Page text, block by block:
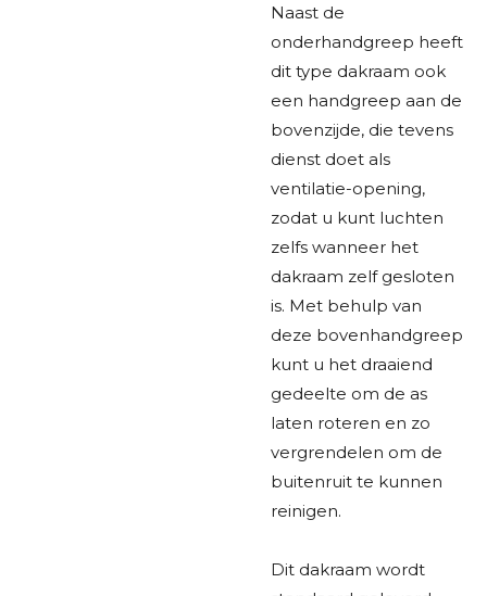
Naast de
onderhandgreep heeft
dit type dakraam ook
een handgreep aan de
bovenzijde, die tevens
dienst doet als
ventilatie-opening,
zodat u kunt luchten
zelfs wanneer het
dakraam zelf gesloten
is. Met behulp van
deze bovenhandgreep
kunt u het draaiend
gedeelte om de as
laten roteren en zo
vergrendelen om de
buitenruit te kunnen
reinigen.
Dit dakraam wordt